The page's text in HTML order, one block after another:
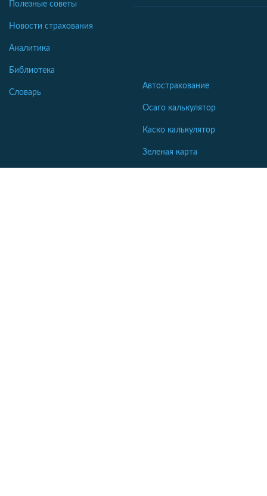
Полезные советы
Новости страхования
Аналитика
Библиотека
Словарь
Автострахование
Осаго калькулятор
Каско калькулятор
Зеленая карта